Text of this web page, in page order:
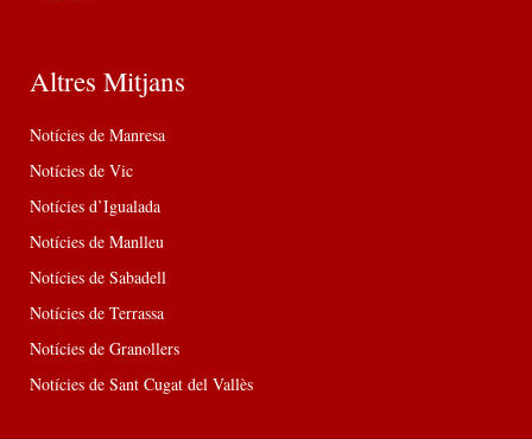
Altres Mitjans
Notícies de Manresa
Notícies de Vic
Notícies d’Igualada
Notícies de Manlleu
Notícies de Sabadell
Notícies de Terrassa
Notícies de Granollers
Notícies de Sant Cugat del Vallès